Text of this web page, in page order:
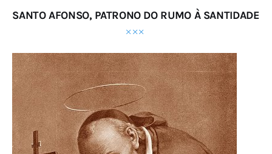
SANTO AFONSO, PATRONO DO RUMO À SANTIDADE